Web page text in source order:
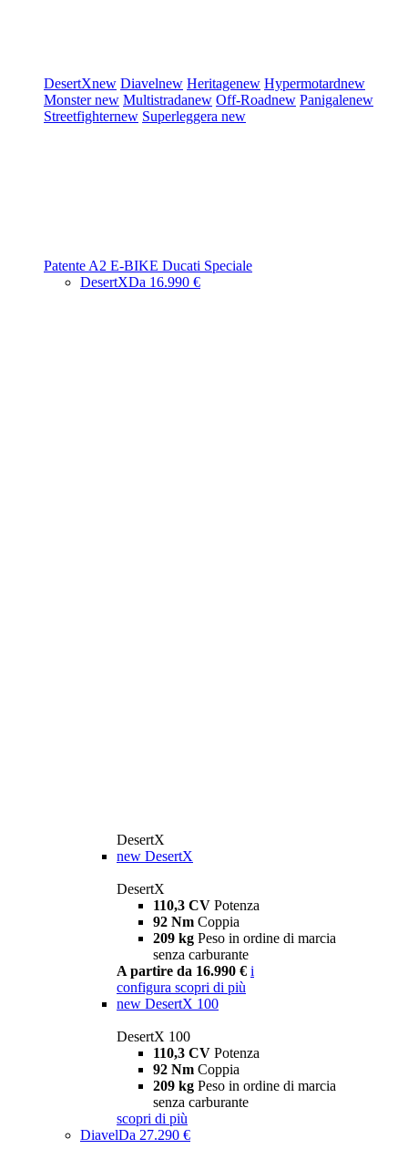
DesertXnew Diavelnew Heritagenew Hypermotardnew
Monsternew Multistradanew Off-Roadnew Panigalenew
Streetfighternew Superleggera new
Patente A2 E-BIKE Ducati Speciale
DesertXDa 16.990 €
DesertX
new DesertX
DesertX
110,3 CV Potenza
92 Nm Coppia
209 kg Peso in ordine di marcia
senza carburante
A partire da 16.990 € i
configura scopri di più
new DesertX 100
DesertX 100
110,3 CV Potenza
92 Nm Coppia
209 kg Peso in ordine di marcia
senza carburante
scopri di più
DiavelDa 27.290 €